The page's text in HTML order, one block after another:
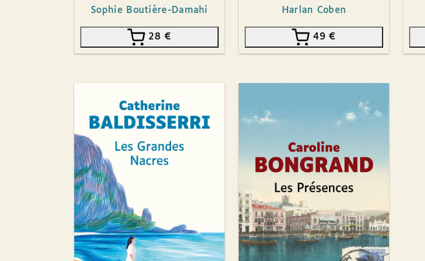
Sophie Boutière-Damahi
28€
Harlan Coben
49€